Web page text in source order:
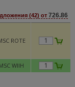
(42) от 726.86
ROTE
WIIH